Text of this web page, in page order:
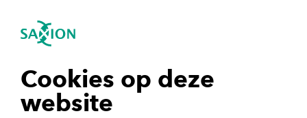
Cookies op deze
website
Navigatie openen
tonen
tonen
sluiten